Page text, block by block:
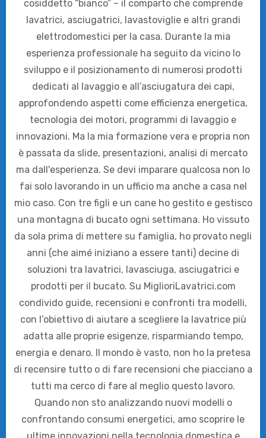
cosiddetto “bianco” – il comparto che comprende
lavatrici, asciugatrici, lavastoviglie e altri grandi
elettrodomestici per la casa. Durante la mia
esperienza professionale ha seguito da vicino lo
sviluppo e il posizionamento di numerosi prodotti
dedicati al lavaggio e all’asciugatura dei capi,
approfondendo aspetti come efficienza energetica,
tecnologia dei motori, programmi di lavaggio e
innovazioni. Ma la mia formazione vera e propria non
è passata da slide, presentazioni, analisi di mercato
ma dall'esperienza. Se devi imparare qualcosa non lo
fai solo lavorando in un ufficio ma anche a casa nel
mio caso. Con tre figli e un cane ho gestito e gestisco
una montagna di bucato ogni settimana. Ho vissuto
da sola prima di mettere su famiglia, ho provato negli
anni (che aimé iniziano a essere tanti) decine di
soluzioni tra lavatrici, lavasciuga, asciugatrici e
prodotti per il bucato. Su MiglioriLavatrici.com
condivido guide, recensioni e confronti tra modelli,
con l’obiettivo di aiutare a scegliere la lavatrice più
adatta alle proprie esigenze, risparmiando tempo,
energia e denaro. Il mondo è vasto, non ho la pretesa
di recensire tutto o di fare recensioni che piacciano a
tutti ma cerco di fare al meglio questo lavoro.
Quando non sto analizzando nuovi modelli o
confrontando consumi energetici, amo scoprire le
ultime innovazioni nella tecnologia domestica e